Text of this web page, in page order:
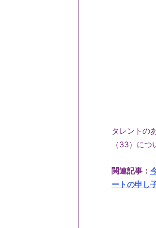
タレントの
（33）に
関連記事：
ートの申し